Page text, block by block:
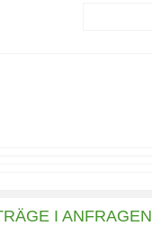
I ANFRAGEN